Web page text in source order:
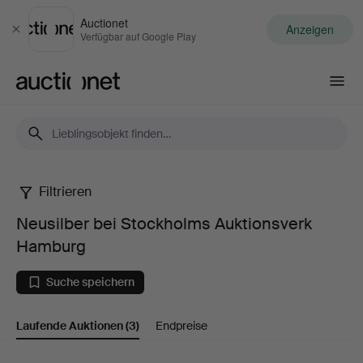
Schließen
Auctionet
Verfügbar auf Google Play Anzeigen
Neusilber
bei
Stockholms
Auktionsverk
Filtrieren
Neusilber bei Stockholms Auktionsverk
Hamburg
Suche speichern
Laufende Auktionen(3) Endpreise